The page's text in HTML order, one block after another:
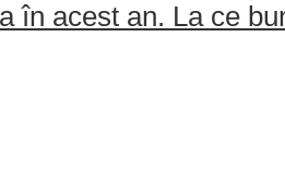
în acest an. La ce